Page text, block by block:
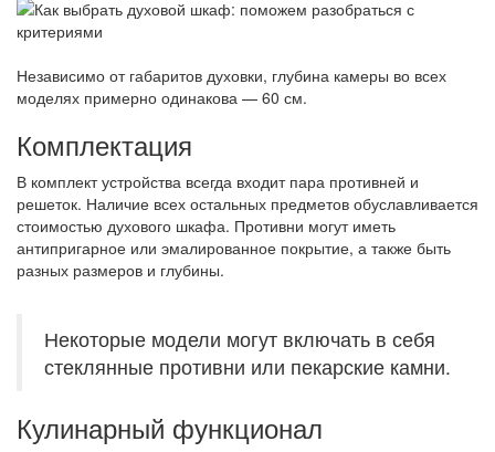
Независимо от габаритов духовки, глубина камеры во всех
моделях примерно одинакова — 60 см.
Комплектация
В комплект устройства всегда входит пара противней и
решеток. Наличие всех остальных предметов обуславливается
стоимостью духового шкафа. Противни могут иметь
антипригарное или эмалированное покрытие, а также быть
разных размеров и глубины.
Некоторые модели могут включать в себя
стеклянные противни или пекарские камни.
Кулинарный функционал